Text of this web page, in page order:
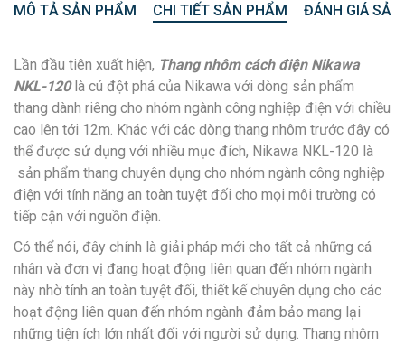
MÔ TẢ SẢN PHẨM CHI TIẾT SẢN PHẨM ĐÁNH GIÁ
Lần đầu tiên xuất hiện, Thang nhôm cách điện Nikawa
NKL-120là cú đột phá của Nikawa với dòng sản phẩm
thang dành riêng cho nhóm ngành công nghiệp điện với chiều
cao lên tới 12m. Khác với các dòng thang nhôm trước đây có
thể được sử dụng với nhiều mục đích, Nikawa NKL-120 là
sản phẩm thang chuyên dụng cho nhóm ngành công nghiệp
điện với tính năng an toàn tuyệt đối cho mọi môi trường có
tiếp cận với nguồn điện.
Có thể nói, đây chính là giải pháp mới cho tất cả những cá
nhân và đơn vị đang hoạt động liên quan đến nhóm ngành
này nhờ tính an toàn tuyệt đối, thiết kế chuyên dụng cho các
hoạt động liên quan đến nhóm ngành đảm bảo mang lại
những tiện ích lớn nhất đối với người sử dụng. Thang nhôm